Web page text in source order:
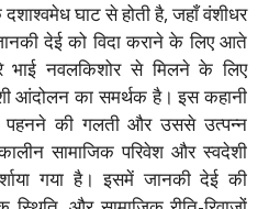
घाट से होती है, जहाँ वंशीधर
देई को विदा कराने के लिए आते
नवलकिशोर से मिलने के लिए
आंदोलन का समर्थक है। इस कहानी
पहनने की गलती और उससे उत्पन्न
सामाजिक परिवेश और स्वदेशी
गया है। इसमें जानकी देई की